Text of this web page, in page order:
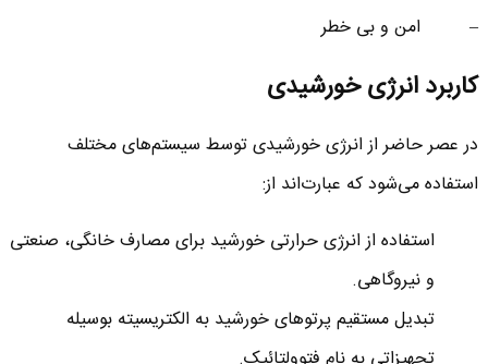
– امن و بی‌ خطر
کاربردانرژی خورشیدی
در عصر حاضر از انرژی خورشیدی توسط سیستم‌های مختلف
استفاده می‌شود که عبارت‌اند از:
استفاده از انرژی حرارتی خورشید برای مصارف خانگی، صنعتی
و نیروگاهی.
تبدیل مستقیم پرتوهای خورشید به الکتریسیته بوسیله